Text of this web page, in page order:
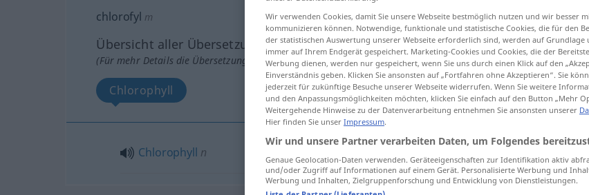
chlorofyl m
Übersicht aller Übersetzungen
(Für mehr Details die Übersetzung anklicken/antippen)
Chlorophyll
Chlorophyll n
Wir verwenden Cookies, damit Sie unsere Webseite bestmöglich nutzen und wir besser
kommunizieren können. Notwendige, funktionale und statistische Cookies, die für den
der statistischen Auswertung unserer Webseite erforderlich sind, werden auf Grundlage
immer auf Ihrem Endgerät gespeichert. Marketing-Cookies und Cookies, die der
Werbung dienen, werden nur gespeichert, wenn Sie uns durch einen Klick auf den
Einverständnis geben. Klicken Sie ansonsten auf „Fortfahren ohne Akzeptieren“. Sie
jederzeit für zukünftige Besuche unserer Webseite widerrufen. Wenn Sie weitere
und den Anpassungsmöglichkeiten möchten, klicken Sie einfach auf den Button „Mehr
Weitergehende Hinweise zu der Datenverarbeitung entnehmen Sie ansonsten unserer
Hier finden Sie unser Impressum.
Wir und unsere Partner verarbeiten Daten, um Folgendes
Genaue Geolocation-Daten verwenden. Geräteeigenschaften zur Identifikation aktiv
und/oder Zugriff auf Informationen auf einem Gerät. Personalisierte Werbung und
Werbung und Inhalten, Zielgruppenforschung und Entwicklung von Dienstleistungen.